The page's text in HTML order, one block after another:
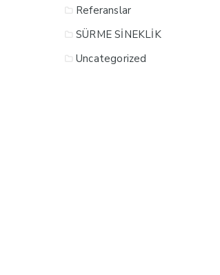
Referanslar
SÜRME SİNEKLİK
Uncategorized